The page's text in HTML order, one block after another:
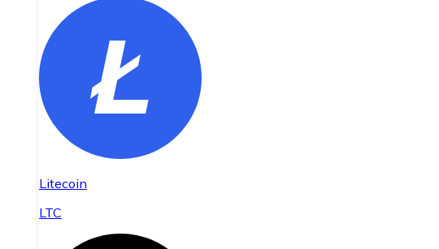
Litecoin
LTC